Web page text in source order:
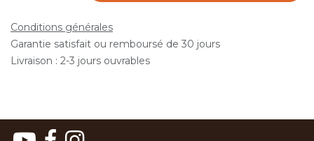
Conditions générales
Garantie satisfait ou remboursé de 30 jours
Livraison : 2-3 jours ouvrables